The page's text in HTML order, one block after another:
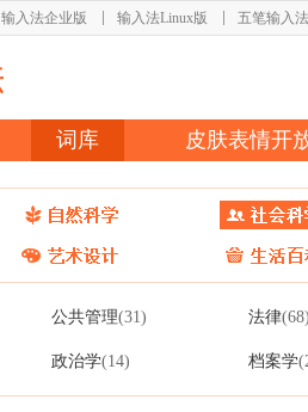
输入法企业版 输入法Linux版 五笔输入法
词库 皮肤表情开
公共管理(31) 法律
政治学(14) 档案学